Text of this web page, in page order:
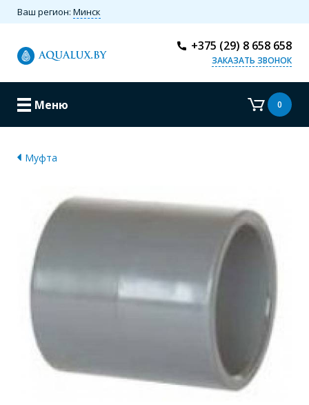
Ваш регион: Минск
+375 (29) 8 658 658
ЗАКАЗАТЬ ЗВОНОК
Меню 0
Муфта